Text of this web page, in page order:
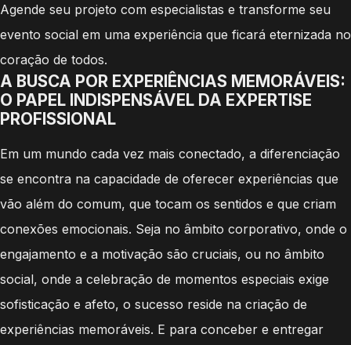
Agende seu projeto com especialistas e transforme seu
evento social em uma experiência que ficará eternizada no
coração de todos.
A BUSCA POR EXPERIÊNCIAS MEMORÁVEIS:
O PAPEL INDISPENSÁVEL DA EXPERTISE
PROFISSIONAL
Em um mundo cada vez mais conectado, a diferenciação
se encontra na capacidade de oferecer experiências que
vão além do comum, que tocam os sentidos e que criam
conexões emocionais. Seja no âmbito corporativo, onde o
engajamento e a motivação são cruciais, ou no âmbito
social, onde a celebração de momentos especiais exige
sofisticação e afeto, o sucesso reside na criação de
experiências memoráveis. E para conceber e entregar